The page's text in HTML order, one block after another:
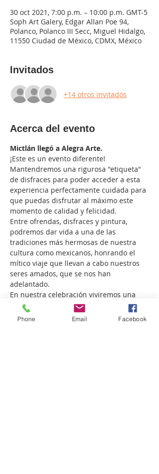
30 oct 2021, 7:00 p.m. – 10:00 p.m. GMT-5
Soph Art Galery, Edgar Allan Poe 94,
Polanco, Polanco III Secc, Miguel Hidalgo,
11550 Ciudad de México, CDMX, México
Invitados
+14 otros invitados
Acerca del evento
Mictlán llegó a Alegra Arte.
¡Este es un evento diferente!
Mantendremos una rigurosa "etiqueta"
de disfraces para poder acceder a esta
experiencia perfectamente cuidada para
que puedas disfrutar al máximo este
momento de calidad y felicidad.
Entre ofrendas, disfraces y pintura,
podremos dar vida a una de las
tradiciones más hermosas de nuestra
cultura como mexicanos, honrando el
mítico viaje que llevan a cabo nuestros
seres amados, que se nos han
adelantado.
En nuestra celebración viviremos una
experiencia temática, apta para toda la
familia, además de degustar de los
Phone Email Facebook